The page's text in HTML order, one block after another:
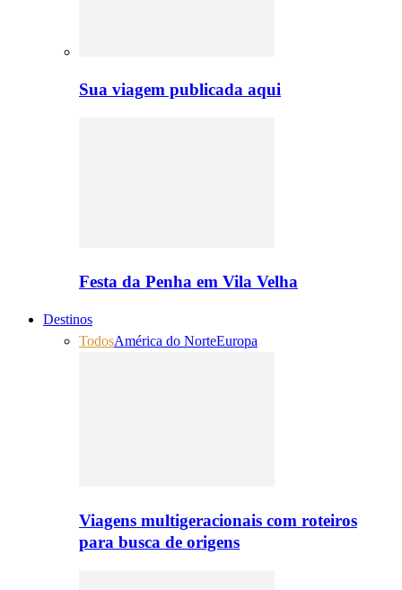
Sua viagem publicada aqui
Festa da Penha em Vila Velha
Destinos
TodosAmérica do NorteEuropa
Viagens multigeracionais com roteiros
para busca de origens